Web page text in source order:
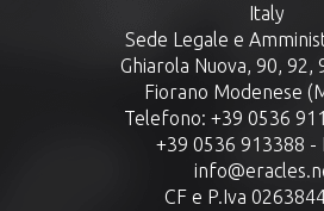
Italy
Sede Legale e
Ghiarola Nuova, 90, 92,
Fiorano Modenese
Telefono: +39 0536
+39 0536 913388 -
CF e P.Iva